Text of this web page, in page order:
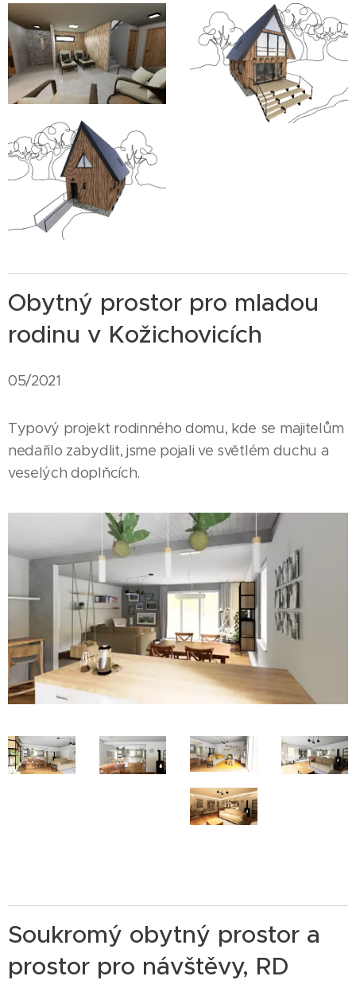
Obytný prostor pro mladou
rodinu v Kožichovicích
05/2021
Typový projekt rodinného domu, kde se majitelům
nedařilo zabydlit, jsme pojali ve světlém duchu a
veselých doplňcích.
Soukromý obytný prostor a
prostor pro návštěvy, RD